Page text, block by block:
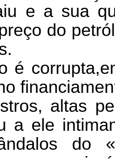
e a sua
do
é
altas
a ele
do